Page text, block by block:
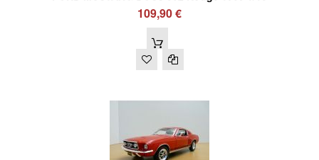
109,90 €